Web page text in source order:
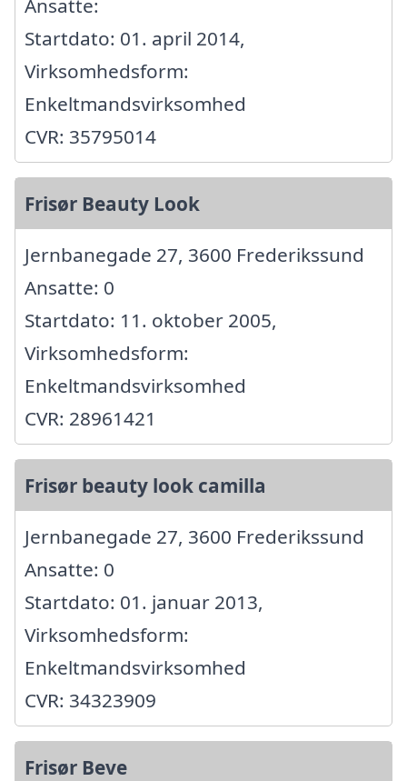
Startdato: 01. april 2014,
Virksomhedsform:
Enkeltmandsvirksomhed
CVR: 35795014
Frisør Beauty Look
Jernbanegade 27, 3600 Frederikssund
Ansatte: 0
Startdato: 11. oktober 2005,
Virksomhedsform:
Enkeltmandsvirksomhed
CVR: 28961421
Frisør beauty look camilla
Jernbanegade 27, 3600 Frederikssund
Ansatte: 0
Startdato: 01. januar 2013,
Virksomhedsform:
Enkeltmandsvirksomhed
CVR: 34323909
Frisør Beve